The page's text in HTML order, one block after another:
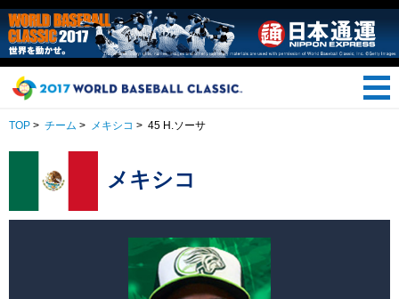
TOP > チーム > メキシコ > 45 H.ソーサ
メキシコ